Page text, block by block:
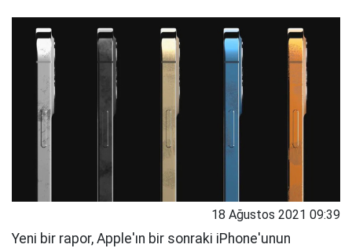
18 Ağustos 2021 09:39
Yeni bir rapor, Apple'ın bir sonraki iPhone'unun